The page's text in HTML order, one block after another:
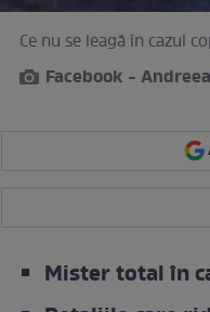
Ce nu se leagă în cazul
Facebook -
Mister total în